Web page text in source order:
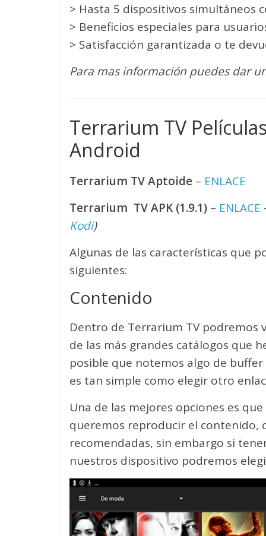
> Hasta 5 dispositivos simultáneos
> Beneficios especiales para
> Satisfacción garantizada o te
Para mas información puedes dar
Terrarium TV
Android
Terrarium TV Aptoide – ENLACE
Terrarium TV APK (1.9.1) – ENLACE
Kodi)
Algunas de las características que
siguientes:
Contenido
Dentro de Terrarium TV podremos
de las más grandes catálogos que
posible que notemos algo de
es tan simple como elegir otro
Una de las mejores opciones es
queremos reproducir el contenido,
recomendadas, sin embargo si
nuestros dispositivo podremos